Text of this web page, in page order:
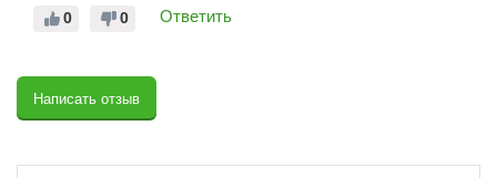
0
0 Ответить
Написать отзыв